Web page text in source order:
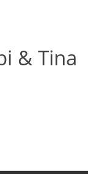
& Tina